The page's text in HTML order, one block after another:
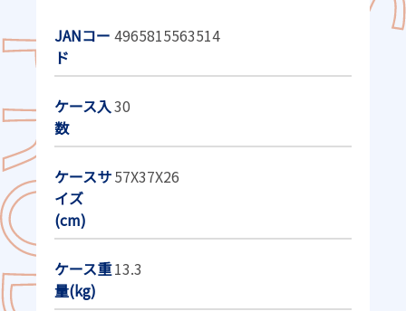
JANコー
ド
4965815563514
ケース入
数
30
ケースサ
イズ
(cm)
57X37X26
ケース重
量(kg)
13.3